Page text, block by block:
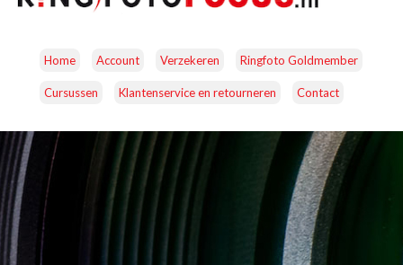
Home Account Verzekeren Ringfoto Goldmember
Cursussen Klantenservice en retourneren Contact
CAMERA’S OBJECTIEVEN ACCESSOIRES
NATUUROBSERVATIE
STUDIOFOTOGRAFIE